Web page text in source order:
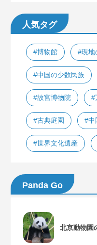
人気タグ
#博物館 #現地
#中国の少数民族
#故宮博物院 #
#古典庭園 #中
#世界文化遺産
Panda Go
北京動物園